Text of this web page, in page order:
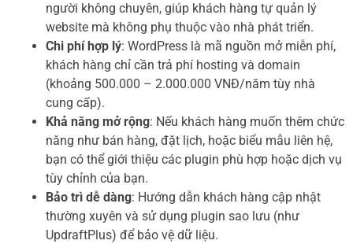
người không chuyên, giúp khách hàng tự quản lý
website mà không phụ thuộc vào nhà phát triển.
Chi phí hợp lý: WordPress là mã nguồn mở miễn phí,
khách hàng chỉ cần trả phí hosting và domain
(khoảng 500.000 – 2.000.000 VNĐ/năm tùy nhà
cung cấp).
Khả năng mở rộng: Nếu khách hàng muốn thêm chức
năng như bán hàng, đặt lịch, hoặc biểu mẫu liên hệ,
bạn có thể giới thiệu các plugin phù hợp hoặc dịch vụ
tùy chỉnh của bạn.
Bảo trì dễ dàng: Hướng dẫn khách hàng cập nhật
thường xuyên và sử dụng plugin sao lưu (như
UpdraftPlus) để bảo vệ dữ liệu.